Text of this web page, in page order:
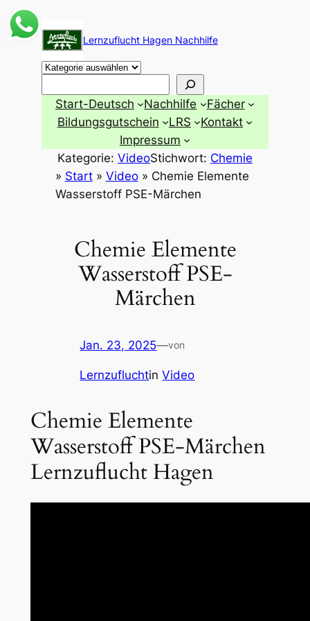
Zum
Inhalt
springen
Lernzuflucht Hagen Nachhilfe
Start-Deutsch Nachhilfe
Fächer
Bildungsgutschein
LRS
Kontakt
Impressum
Kategorie: VideoStichwort: Chemie
» Start» Video» Chemie Elemente
Wasserstoff PSE-Märchen
Chemie Elemente
Wasserstoff PSE-
Märchen
Jan. 23, 2025—von
LernzufluchtinVideo
Chemie Elemente
Wasserstoff PSE-Märchen
Lernzuflucht Hagen